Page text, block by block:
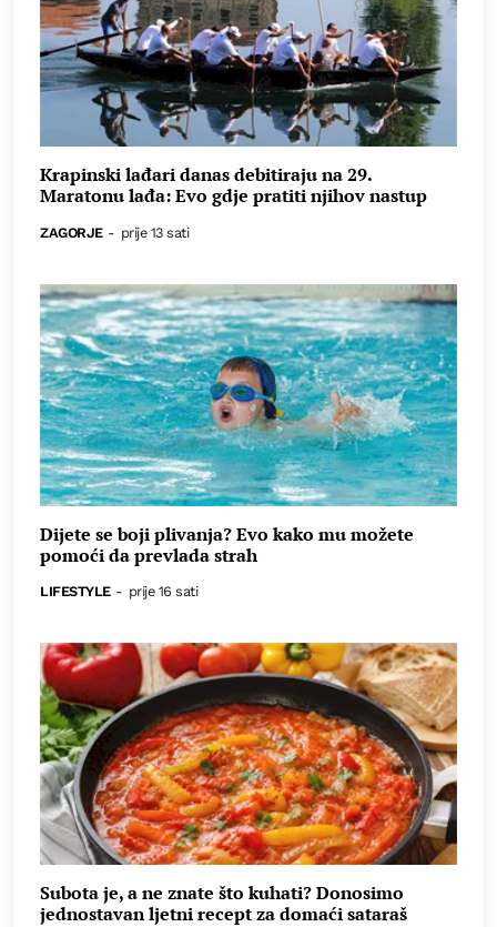
Krapinski lađari danas debitiraju na 29.
Maratonu lađa: Evo gdje pratiti njihov nastup
ZAGORJE - prije 13 sati
Dijete se boji plivanja? Evo kako mu možete
pomoći da prevlada strah
LIFESTYLE - prije 16 sati
Subota je, a ne znate što kuhati? Donosimo
jednostavan ljetni recept za domaći sataraš